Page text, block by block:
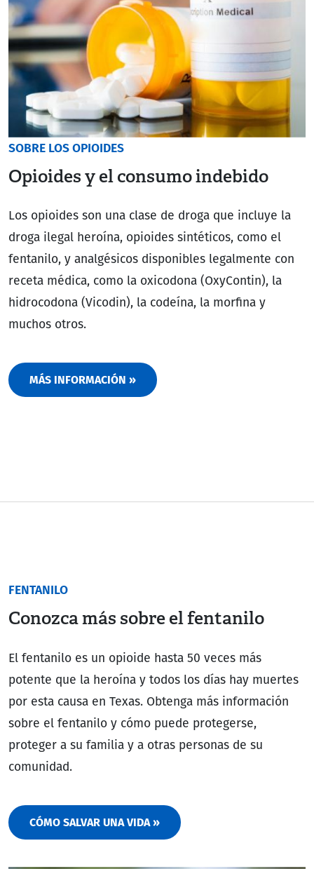
SOBRE LOS OPIOIDES
Opioides y el consumo indebido
Los opioides son una clase de droga que incluye la
droga ilegal heroína, opioides sintéticos, como el
fentanilo, y analgésicos disponibles legalmente con
receta médica, como la oxicodona (OxyContin), la
hidrocodona (Vicodin), la codeína, la morfina y
muchos otros.
MÁS INFORMACIÓN »
FENTANILO
Conozca más sobre el fentanilo
El fentanilo es un opioide hasta 50 veces más
potente que la heroína y todos los días hay muertes
por esta causa en Texas. Obtenga más información
sobre el fentanilo y cómo puede protegerse,
proteger a su familia y a otras personas de su
comunidad.
CÓMO SALVAR UNA VIDA »